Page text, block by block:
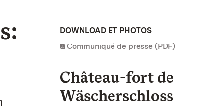
DOWNLOAD ET PHOTOS
Communiqué de presse (PDF)
Château-fort de
Wäscherschloss